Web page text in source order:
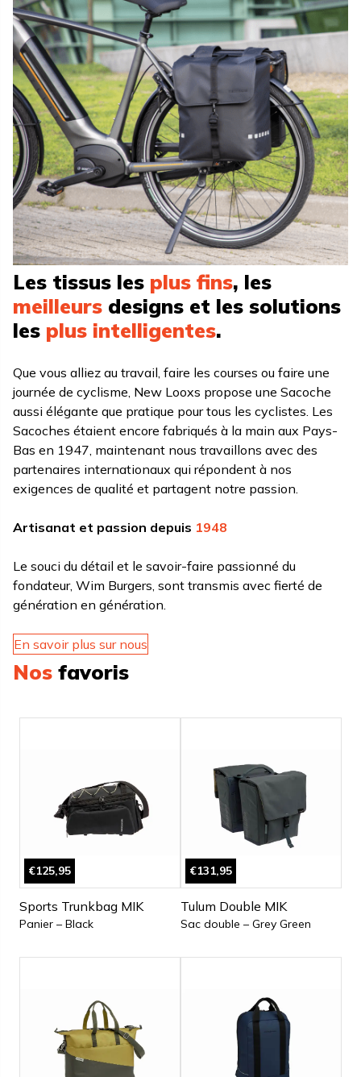
Les tissus les plus fins, les
meilleurs designs et les solutions
les plus intelligentes.
Que vous alliez au travail, faire les courses ou faire une
journée de cyclisme, New Looxs propose une Sacoche
aussi élégante que pratique pour tous les cyclistes. Les
Sacoches étaient encore fabriqués à la main aux Pays-
Bas en 1947, maintenant nous travaillons avec des
partenaires internationaux qui répondent à nos
exigences de qualité et partagent notre passion.
Artisanat et passion depuis 1948
Le souci du détail et le savoir-faire passionné du
fondateur, Wim Burgers, sont transmis avec fierté de
génération en génération.
En savoir plus sur nous
Nos favoris
€125,95
Sports Trunkbag MIK
Panier – Black
€131,95
Tulum Double MIK
Sac double – Grey Green